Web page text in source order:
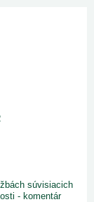
súvisiacich
- komentár